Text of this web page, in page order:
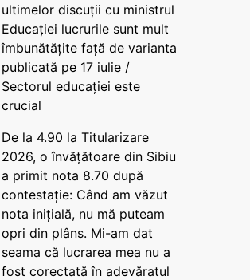
ultimelor discuții cu ministrul
Educației lucrurile sunt mult
îmbunătățite față de varianta
publicată pe 17 iulie /
Sectorul educației este
crucial
De la 4.90 la Titularizare
2026, o învățătoare din Sibiu
a primit nota 8.70 după
contestație: Când am văzut
nota inițială, nu mă puteam
opri din plâns. Mi-am dat
seama că lucrarea mea nu a
fost corectată în adevăratul